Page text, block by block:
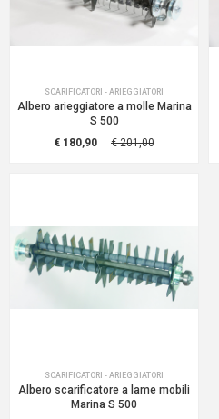
SCARIFICATORI - ARIEGGIATORI
Albero arieggiatore a molle Marina
S 500
€ 180,90
€ 201,00
SCARIFICATORI - ARIEGGIATORI
Albero scarificatore a lame mobili
Marina S 500